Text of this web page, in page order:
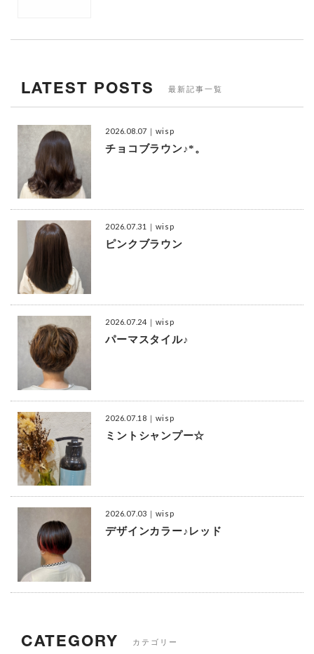
LATEST POSTS 最新記事一覧
2026.08.07 ｜wisp
チョコブラウン♪*。
2026.07.31 ｜wisp
ピンクブラウン
2026.07.24 ｜wisp
パーマスタイル♪
2026.07.18 ｜wisp
ミントシャンプー☆
2026.07.03 ｜wisp
デザインカラー♪レッド
CATEGORY カテゴリー